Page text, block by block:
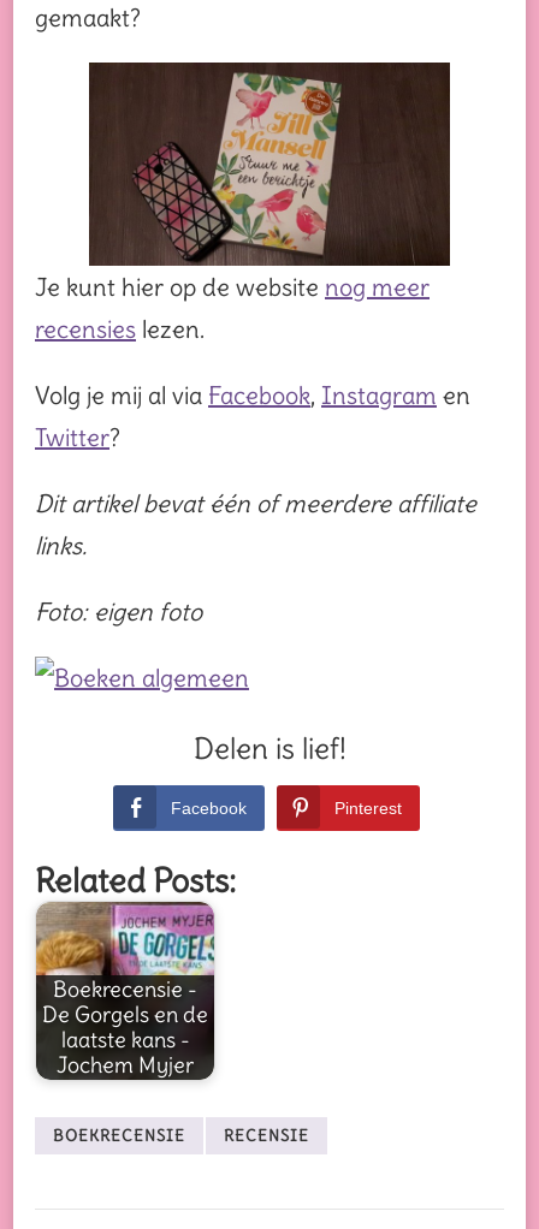
gemaakt?
Je kunt hier op de website nog meer
recensies lezen.
Volg je mij al via Facebook, Instagram en
Twitter?
Dit artikel bevat één of meerdere affiliate
links.
Foto: eigen foto
Delen is lief!
Facebook Pinterest
Related Posts:
Boekrecensie -
De Gorgels en de
laatste kans -
Jochem Myjer
BOEKRECENSIE RECENSIE